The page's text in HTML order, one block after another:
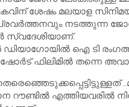
ശേഷം മലയാള
നടത്തുന്ന
സ്വദേശിയാണ്.
ഡിയാഗോയിൽ ഐ ടി
ഷോർട് ഫിലിമിൽ തന്നെ
എത്തിയവരിൽ നിന്ന്